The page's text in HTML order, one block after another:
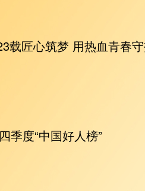
载匠心筑梦 用热血青春
季度“中国好人榜”